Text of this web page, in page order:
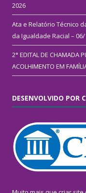
2026
Ata e Relatório Técnico
da Igualdade Racial –
2° EDITAL DE CHAMADA
ACOLHIMENTO EM
DESENVOLVIDO POR